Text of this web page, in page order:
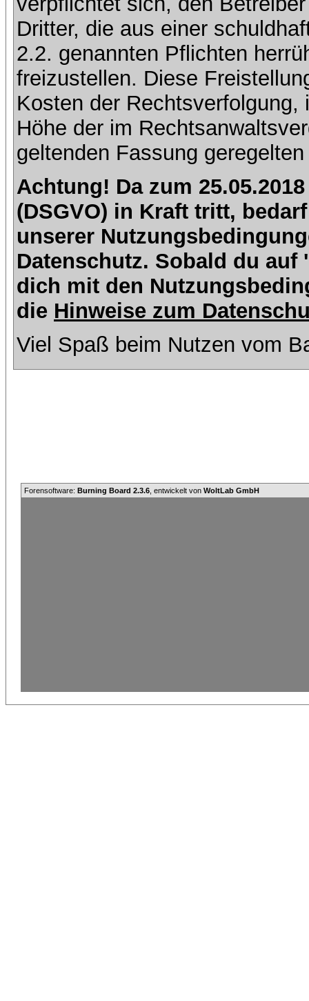
Dritter, die aus einer
2.2. genannten Pflichten
freizustellen. Diese
Kosten der
Höhe der im
geltenden Fassung
Achtung! Da zum
(DSGVO) in Kraft tritt,
unserer
Datenschutz. Sobald du
dich mit den
die Hinweise zum
Viel Spaß beim Nutzen vom
Forensoftware: Burning Board 2.3.6 , entwickelt von WoltLab GmbH